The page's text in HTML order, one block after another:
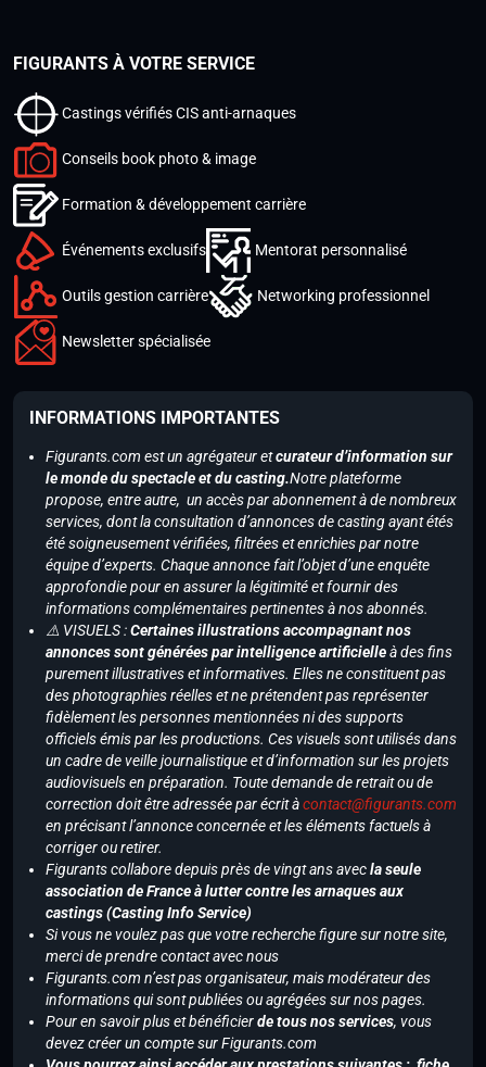
FIGURANTS À VOTRE SERVICE
Castings vérifiés CIS anti-arnaques
Conseils book photo & image
Formation & développement carrière
Événements exclusifs Mentorat personnalisé
Outils gestion carrière Networking professionnel
Newsletter spécialisée
INFORMATIONS IMPORTANTES
Figurants.com est un agrégateur etcurateur d’information sur
le monde du spectacle et du casting.Notre plateforme
propose, entre autre, un accès par abonnement à de nombreux
services, dont la consultation d’annonces de casting ayant étés
été soigneusement vérifiées, filtrées et enrichies par notre
équipe d’experts. Chaque annonce fait l’objet d’une enquête
approfondie pour en assurer la légitimité et fournir des
informations complémentaires pertinentes à nos abonnés.
⚠️ VISUELS :Certaines illustrations accompagnant nos
annonces sont générées par intelligence artificielleà des fins
purement illustratives et informatives. Elles ne constituent pas
des photographies réelles et ne prétendent pas représenter
fidèlement les personnes mentionnées ni des supports
officiels émis par les productions. Ces visuels sont utilisés dans
un cadre de veille journalistique et d’information sur les projets
audiovisuels en préparation. Toute demande de retrait ou de
correction doit être adressée par écrit àcontact@figurants.com
en précisant l’annonce concernée et les éléments factuels à
corriger ou retirer.
Figurants collabore depuis près de vingt ans avecla seule
association de France à lutter contre les arnaques aux
castings (Casting Info Service)
Si vous ne voulez pas que votre recherche figure sur notre site,
merci de prendre contact avec nous
Figurants.com n’est pas organisateur, mais modérateur des
informations qui sont publiées ou agrégées sur nos pages.
Pour en savoir plus et bénéficierde tous nos services, vous
devez créer un compte sur Figurants.com